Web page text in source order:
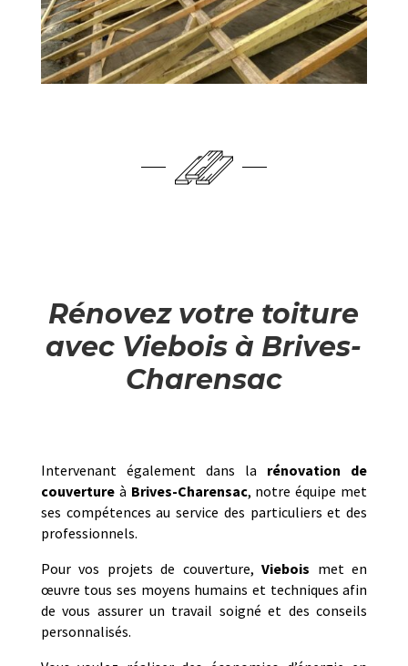
Rénovez votre toiture
avec Viebois à Brives-
Charensac
Intervenant également dans la rénovation de
couvertureà Brives-Charensac, notre équipe met
ses compétences au service des particuliers et des
professionnels.
Pour vos projets de couverture,Viebois met en
œuvre tous ses moyens humains et techniques afin
de vous assurer un travail soigné et des conseils
personnalisés.